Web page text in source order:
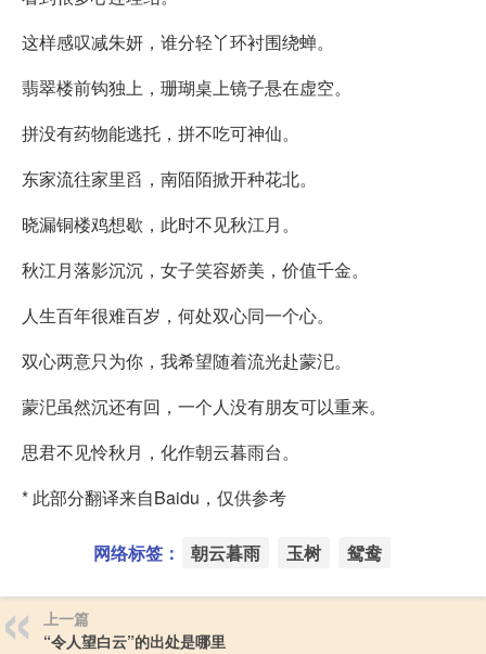
这样感叹减朱妍，谁分轻丫环衬围绕蝉。
翡翠楼前钩独上，珊瑚桌上镜子悬在虚空。
拼没有药物能逃托，拼不吃可神仙。
东家流往家里舀，南陌陌掀开种花北。
晓漏铜楼鸡想歇，此时不见秋江月。
秋江月落影沉沉，女子笑容娇美，价值千金。
人生百年很难百岁，何处双心同一个心。
双心两意只为你，我希望随着流光赴蒙汜。
蒙汜虽然沉还有回，一个人没有朋友可以重来。
思君不见怜秋月，化作朝云暮雨台。
* 此部分翻译来自Baidu，仅供参考
网络标签： 朝云暮雨 玉树 鸳鸯
上一篇
“令人望白云”的出处是哪里